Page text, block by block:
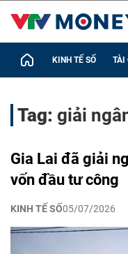
KINH TẾ SỐ TÀI
Tag: giải
Gia Lai đã giải
vốn đầu tư công
KINH TẾ SỐ05/07/2026